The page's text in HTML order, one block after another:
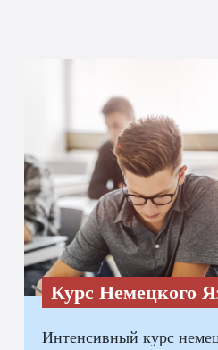
Курс Немецкого
Интенсивный курс